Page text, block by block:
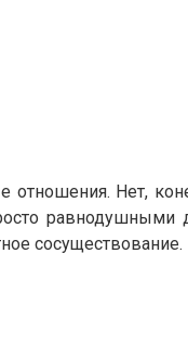
Нет,
сосуществование.